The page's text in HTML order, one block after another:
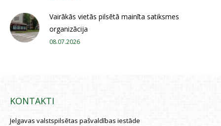
Vairākās vietās pilsētā mainīta satiksmes
organizācija
08.07.2026
KONTAKTI
Jelgavas valstspilsētas pašvaldības iestāde